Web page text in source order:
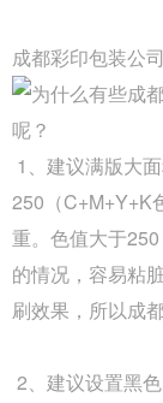
成都彩印包装公
1、建议满版大
250（C+M+Y+K
重。色值大于
的情况，容易粘
刷效果，所以成
2、建议设置黑
Q 成都包装
成都包装
成本平衡